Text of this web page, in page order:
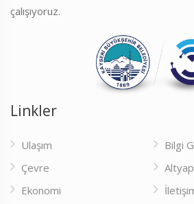
çalışıyoruz.
Linkler
Ulaşım
Çevre
Ekonomi
Bilgi